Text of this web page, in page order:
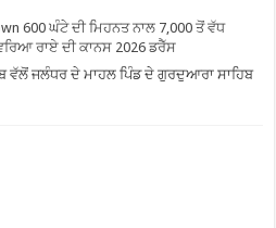
600 ਘੰਟੇ ਦੀ ਮਿਹਨਤ ਨਾਲ 7,000 ਤੋਂ ਵੱਧ
ਰਾਏ ਦੀ ਕਾਨਸ 2026 ਡਰੈੱਸ
ਵੱਲੋਂ ਜਲੰਧਰ ਦੇ ਮਾਹਲ ਪਿੰਡ ਦੇ ਗੁਰਦੁਆਰਾ ਸਾਹਿਬ